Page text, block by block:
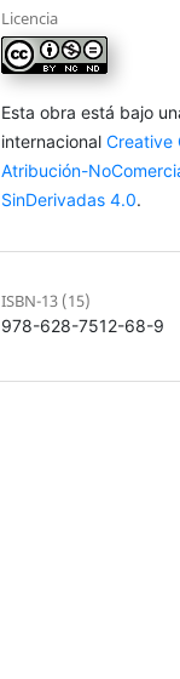
Licencia
Esta obra está bajo
internacional Creative
Atribución-
SinDerivadas 4.0.
ISBN-13 (15)
978-628-7512-68-9